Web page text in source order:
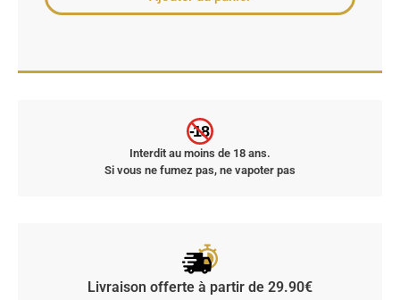
-18
Interdit au moins de 18 ans.
Si vous ne fumez pas, ne vapoter pas
Livraison offerte à partir de 29.90€